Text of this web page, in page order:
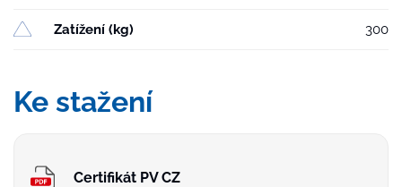
Zatížení (kg) 300
Ke stažení
Certifikát PV CZ